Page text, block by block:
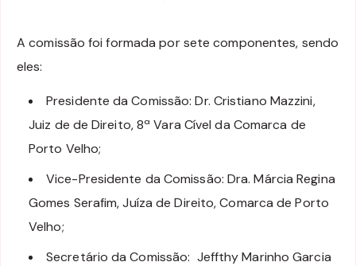
A comissão foi formada por sete componentes, sendo
eles:
Presidente da Comissão: Dr. Cristiano Mazzini,
Juiz de de Direito, 8ª Vara Cível da Comarca de
Porto Velho;
Vice-Presidente da Comissão: Dra. Márcia Regina
Gomes Serafim, Juíza de Direito, Comarca de Porto
Velho;
Secretário da Comissão: Jeffthy Marinho Garcia